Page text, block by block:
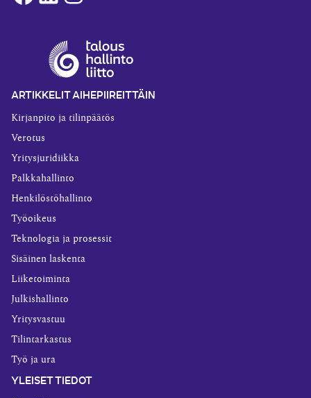
ARTIKKELIT AIHEPIIREITTÄIN
Kirjanpito ja tilinpäätös
Verotus
Yritysjuridiikka
Palkkahallinto
Henkilöstöhallinto
Työoikeus
Teknologia ja prosessit
Sisäinen laskenta
Liiketoiminta
Julkishallinto
Yritysvastuu
Tilintarkastus
Työ ja ura
YLEISET TIEDOT